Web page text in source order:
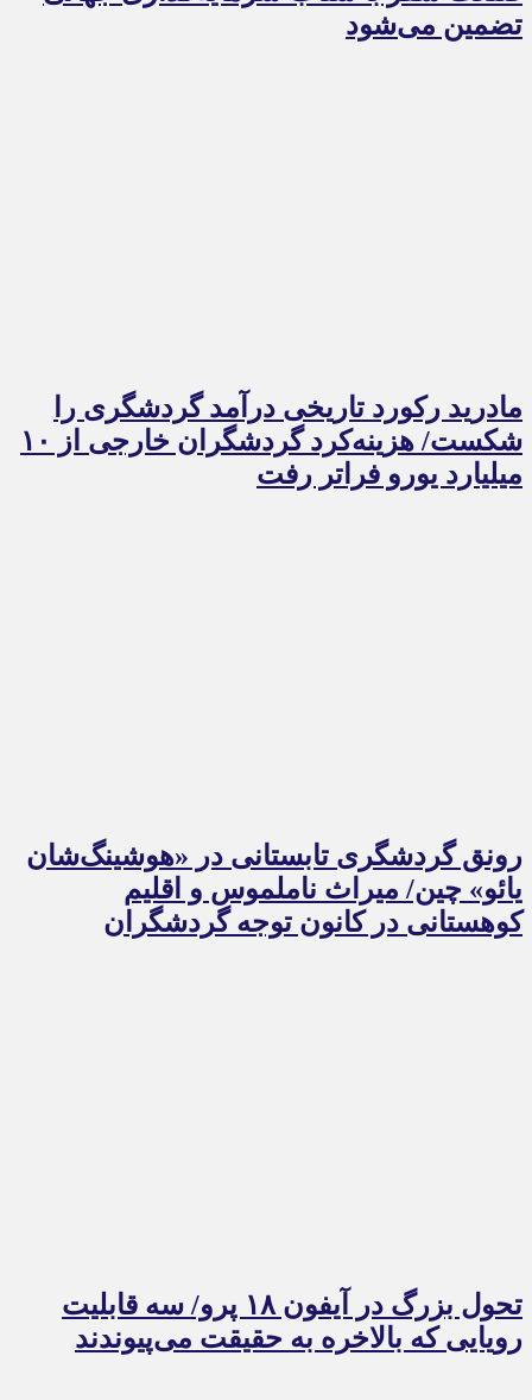
تضمین می‌شود
مادرید رکورد تاریخی درآمد گردشگری را
شکست/ هزینه‌کرد گردشگران خارجی از ۱۰
میلیارد یورو فراتر رفت
رونق گردشگری تابستانی در «هوشینگ‌شان
یائو» چین/ میراث ناملموس و اقلیم
کوهستانی در کانون توجه گردشگران
تحول بزرگ در آیفون ۱۸ پرو/ سه قابلیت
رویایی که بالاخره به حقیقت می‌پیوندند